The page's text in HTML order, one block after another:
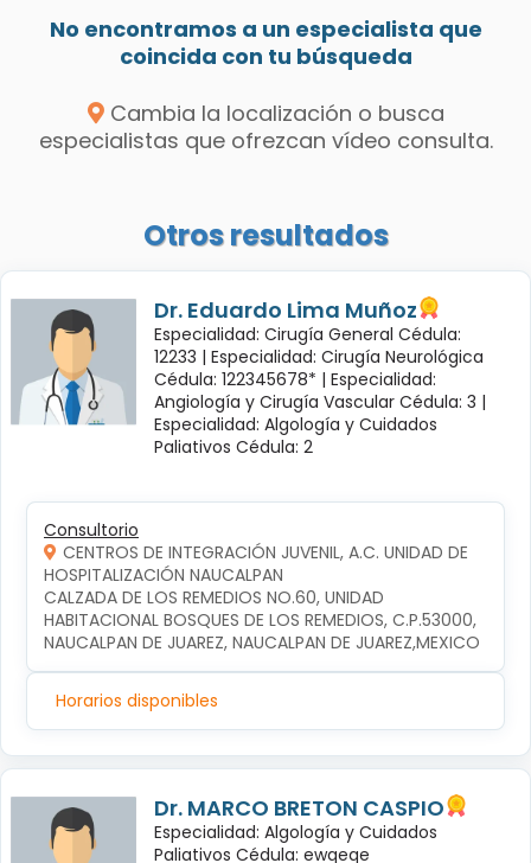
No encontramos a un especialista que
coincida con tu búsqueda
Cambia la localización o busca
especialistas que ofrezcan vídeo consulta.
Otros resultados
Dr. Eduardo Lima Muñoz
Especialidad: Cirugía General Cédula:
12233 | Especialidad: Cirugía Neurológica
Cédula: 122345678* | Especialidad:
Angiología y Cirugía Vascular Cédula: 3 |
Especialidad: Algología y Cuidados
Paliativos Cédula: 2
Consultorio
CENTROS DE INTEGRACIÓN JUVENIL, A.C. UNIDAD DE
HOSPITALIZACIÓN NAUCALPAN
CALZADA DE LOS REMEDIOS NO.60, UNIDAD
HABITACIONAL BOSQUES DE LOS REMEDIOS, C.P.53000,
NAUCALPAN DE JUAREZ, NAUCALPAN DE JUAREZ,MEXICO
Horarios disponibles
Dr. MARCO BRETON CASPIO
Especialidad: Algología y Cuidados
Paliativos Cédula: ewqeqe